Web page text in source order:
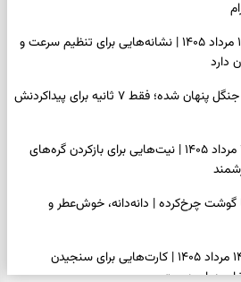
فال شمع امروز چهارشنبه ۱۴ مرداد ۱۴۰۵ | نشانه‌هایی برای تنظیم سرعت و
دارد
بازی فکری | خرگوش در این جنگل پنهان شده؛ فقط ۷ ثانیه برای پیداکردنش
فال ابجد امروز چهارشنبه ۱۴ مرداد ۱۴۰۵ | نیت‌هایی برای بازکردن گره‌های
گوشت چرخ‌کرده | دانه‌دانه، خوش‌عطر و
فال تاروت امروز چهارشنبه ۱۴ مرداد ۱۴۰۵ | کارت‌هایی برای سنجیدن
زمان درست